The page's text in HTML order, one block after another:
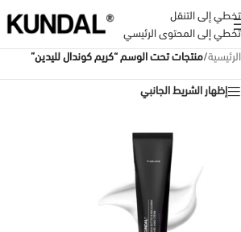
تخطي إلى التنقل
تخطي إلى المحتوى الرئيسي
الرئيسية/منتجات تحت الوسم “كريم كوندال لليدين”
إظهار الشريط الجانبي